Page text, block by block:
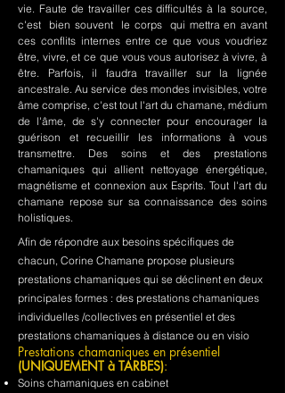
vie. Faute de travailler ces difficultés à la source,
c'est bien souvent le corps qui mettra en avant
ces conflits internes entre ce que vous voudriez
être, vivre, et ce que vous vous autorisez à vivre, à
être. Parfois, il faudra travailler sur la lignée
ancestrale. Au service des mondes invisibles, votre
âme comprise, c'est tout l'art du chamane, médium
de l'âme, de s'y connecter pour encourager la
guérison et recueillir les informations à vous
transmettre. Des soins et des prestations
chamaniques qui allient nettoyage énergétique,
magnétisme et connexion aux Esprits. Tout l'art du
chamane repose sur sa connaissance des soins
holistiques.
Afin de répondre aux besoins spécifiques de
chacun, Corine Chamane propose plusieurs
prestations chamaniques qui se déclinent en deux
principales formes : des prestations chamaniques
individuelles /collectives en présentiel et des
prestations chamaniques à distance ou en visio
Prestations chamaniques en présentiel
(UNIQUEMENT à TARBES):
Soins chamaniques en cabinet